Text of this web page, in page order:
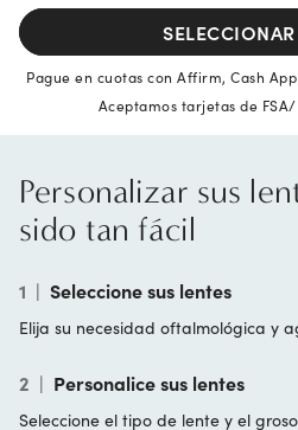
Pague en cuotas con Affirm, Cash
Aceptamos tarjetas de
Personalizar sus
sido tan fácil
1 | Seleccione sus lentes
Elija su necesidad oftalmológica y
2 | Personalice sus lentes
Seleccione el tipo de lente y el